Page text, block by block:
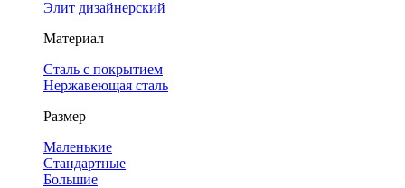
Элит дизайнерский
Материал
Сталь с покрытием
Нержавеющая сталь
Размер
Маленькие
Стандартные
Большие